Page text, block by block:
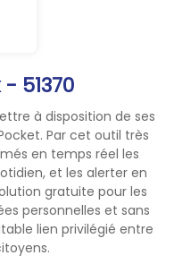
51370
à disposition de ses
Par cet outil très
en temps réel les
et les alerter en
gratuite pour les
personnelles et sans
lien privilégié entre